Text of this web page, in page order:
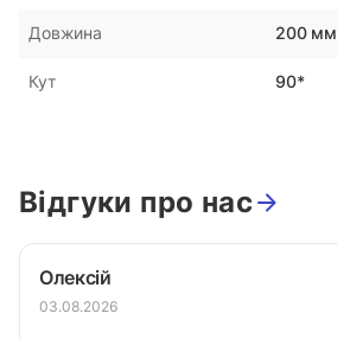
Довжина 200 мм
Кут 90*
Відгуки про нас
Олексій
03.08.2026